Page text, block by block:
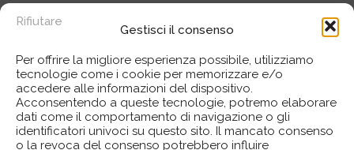
Gestisci il consenso
Per offrire la migliore esperienza possibile, utilizziamo
tecnologie come i cookie per memorizzare e/o
accedere alle informazioni del dispositivo.
Acconsentendo a queste tecnologie, potremo elaborare
dati come il comportamento di navigazione o gli
identificatori univoci su questo sito. Il mancato consenso
o la revoca del consenso potrebbero influire
Rifiutare